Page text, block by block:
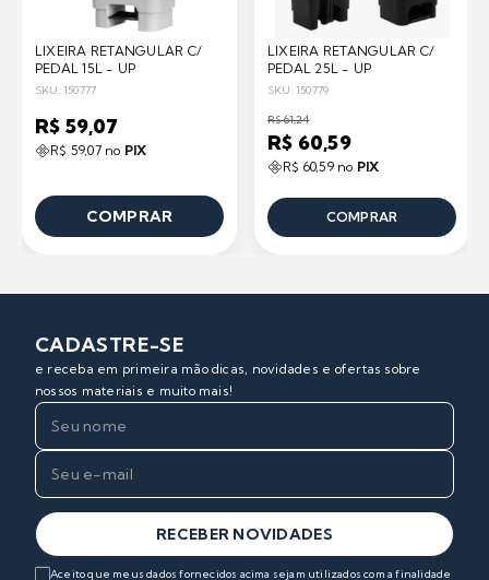
LIXEIRA RETANGULAR C/
PEDAL 15L - UP
SKU: 150777
R$ 59,07
R$ 59,07 no PIX
COMPRAR
LIXEIRA RETANGULAR C/
PEDAL 25L - UP
SKU: 150779
R$ 61,24
R$ 60,59
R$ 60,59 no PIX
COMPRAR
CADASTRE-SE
e receba em primeira mão dicas, novidades e ofertas sobre
nossos materiais e muito mais!
RECEBER NOVIDADES
Aceito que meus dados fornecidos acima sejam utilizados com a finalidade